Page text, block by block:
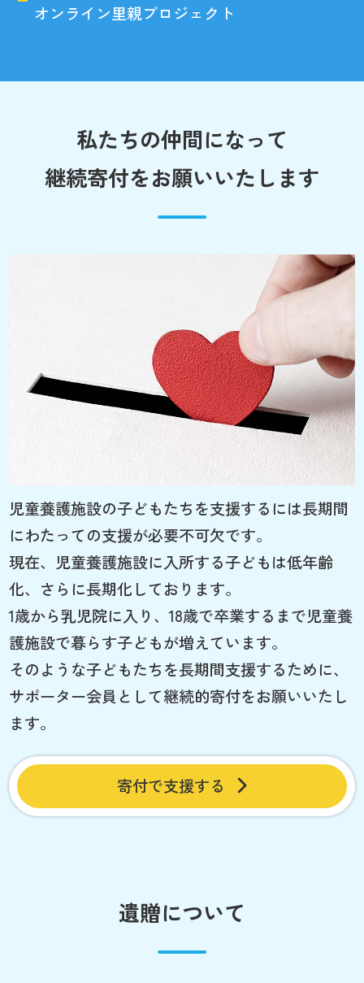
オンライン里親プロジェクト
私たちの仲間になって
継続寄付をお願いいたします
児童養護施設の子どもたちを支援するには長期間
にわたっての支援が必要不可欠です。
現在、児童養護施設に入所する子どもは低年齢
化、さらに長期化しております。
1歳から乳児院に入り、18歳で卒業するまで児童養
護施設で暮らす子どもが増えています。
そのような子どもたちを長期間支援するために、
サポーター会員として継続的寄付をお願いいたし
ます。
寄付で支援する
遺贈について